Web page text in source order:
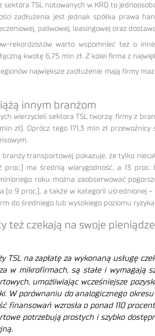
sektora TSL notowanych w KRD to
zadłużenia jest jednak spółka prawa
paliwowej, leasingowej oraz
rekordzistów warto wspomnieć też o
kwotę 6,75 mln zł. Z kolei firma z
największe zadłużenie mają firmy
innym branżom
wierzycieli sektora TSL tworzą: firmy z
zł). Oprócz tego 171,3 mln zł
branży transportowej pokazuje, że tylko
proc.) ma średnią wiarygodność, a 13
roku można zaobserwować
(o 9 proc.), a także w kategorii uśrednionej
do średniego lub wysokiego poziomu ryzyka.
też czekają na swoje pieniądze
TSL na zapłatę za wykonaną usługę
w mikrofirmach, są stałe i wymagają
umożliwiając wcześniejsze
W porównaniu do analogicznego
finansowań wzrosła o ponad 110
potrzebują prostych i szybko